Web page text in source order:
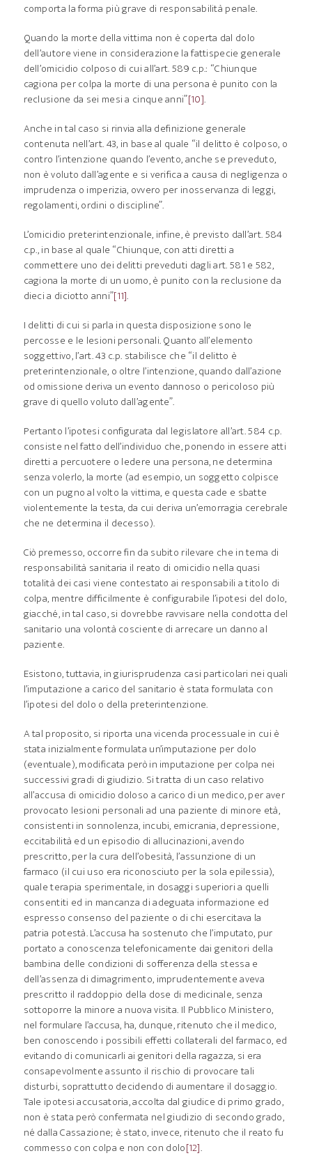
comporta la forma più grave di responsabilità penale.
Quando la morte della vittima non è coperta dal dolo
dell’autore viene in considerazione la fattispecie generale
dell’omicidio colposo di cui all’art. 589 c.p.: “Chiunque
cagiona per colpa la morte di una persona è punito con la
reclusione da sei mesi a cinque anni”[10].
Anche in tal caso si rinvia alla definizione generale
contenuta nell’art. 43, in base al quale “il delitto è colposo, o
contro l’intenzione quando l’evento, anche se preveduto,
non è voluto dall’agente e si verifica a causa di negligenza o
imprudenza o imperizia, ovvero per inosservanza di leggi,
regolamenti, ordini o discipline”.
L’omicidio preterintenzionale, infine, è previsto dall’art. 584
c.p., in base al quale “Chiunque, con atti diretti a
commettere uno dei delitti preveduti dagli art. 581 e 582,
cagiona la morte di un uomo, è punito con la reclusione da
dieci a diciotto anni”[11].
I delitti di cui si parla in questa disposizione sono le
percosse e le lesioni personali. Quanto all’elemento
soggettivo, l’art. 43 c.p. stabilisce che “il delitto è
preterintenzionale, o oltre l’intenzione, quando dall’azione
od omissione deriva un evento dannoso o pericoloso più
grave di quello voluto dall’agente”.
Pertanto l’ipotesi configurata dal legislatore all’art. 584 c.p.
consiste nel fatto dell’individuo che, ponendo in essere atti
diretti a percuotere o ledere una persona, ne determina
senza volerlo, la morte (ad esempio, un soggetto colpisce
con un pugno al volto la vittima, e questa cade e sbatte
violentemente la testa, da cui deriva un’emorragia cerebrale
che ne determina il decesso).
Ciò premesso, occorre fin da subito rilevare che in tema di
responsabilità sanitaria il reato di omicidio nella quasi
totalità dei casi viene contestato ai responsabili a titolo di
colpa, mentre difficilmente è configurabile l’ipotesi del dolo,
giacché, in tal caso, si dovrebbe ravvisare nella condotta del
sanitario una volontà cosciente di arrecare un danno al
paziente.
Esistono, tuttavia, in giurisprudenza casi particolari nei quali
l’imputazione a carico del sanitario è stata formulata con
l’ipotesi del dolo o della preterintenzione.
A tal proposito, si riporta una vicenda processuale in cui è
stata inizialmente formulata un’imputazione per dolo
(eventuale), modificata però in imputazione per colpa nei
successivi gradi di giudizio. Si tratta di un caso relativo
all’accusa di omicidio doloso a carico di un medico, per aver
provocato lesioni personali ad una paziente di minore età,
consistenti in sonnolenza, incubi, emicrania, depressione,
eccitabilità ed un episodio di allucinazioni, avendo
prescritto, per la cura dell’obesità, l’assunzione di un
farmaco (il cui uso era riconosciuto per la sola epilessia),
quale terapia sperimentale, in dosaggi superiori a quelli
consentiti ed in mancanza di adeguata informazione ed
espresso consenso del paziente o di chi esercitava la
patria potestà. L’accusa ha sostenuto che l’imputato, pur
portato a conoscenza telefonicamente dai genitori della
bambina delle condizioni di sofferenza della stessa e
dell’assenza di dimagrimento, imprudentemente aveva
prescritto il raddoppio della dose di medicinale, senza
sottoporre la minore a nuova visita. Il Pubblico Ministero,
nel formulare l’accusa, ha, dunque, ritenuto che il medico,
ben conoscendo i possibili effetti collaterali del farmaco, ed
evitando di comunicarli ai genitori della ragazza, si era
consapevolmente assunto il rischio di provocare tali
disturbi, soprattutto decidendo di aumentare il dosaggio.
Tale ipotesi accusatoria, accolta dal giudice di primo grado,
non è stata però confermata nel giudizio di secondo grado,
né dalla Cassazione; è stato, invece, ritenuto che il reato fu
commesso con colpa e non con dolo[12].